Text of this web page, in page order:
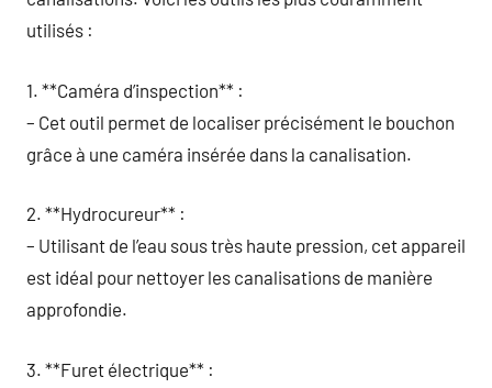
utilisés :
1. **Caméra d’inspection** :
– Cet outil permet de localiser précisément le bouchon
grâce à une caméra insérée dans la canalisation.
2. **Hydrocureur** :
– Utilisant de l’eau sous très haute pression, cet appareil
est idéal pour nettoyer les canalisations de manière
approfondie.
3. **Furet électrique** :